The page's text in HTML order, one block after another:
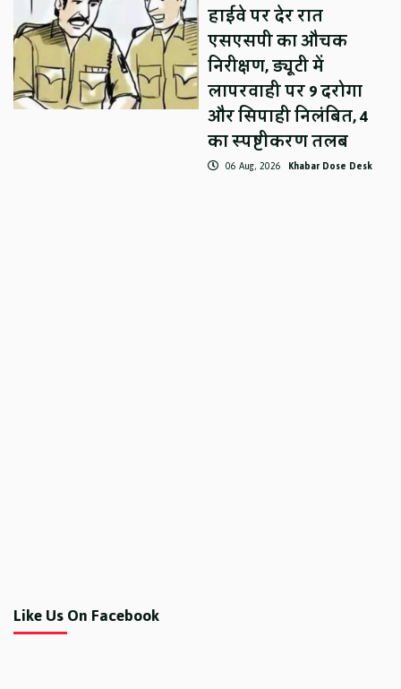
हाईवे पर देर रात
एसएसपी का औचक
निरीक्षण, ड्यूटी में
लापरवाही पर 9 दरोगा
और सिपाही निलंबित, 4
का स्पष्टीकरण तलब
06 Aug, 2026 Khabar Dose Desk
Like Us On Facebook